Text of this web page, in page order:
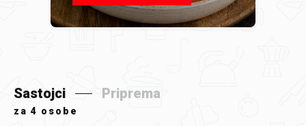
Sastojci Priprema
za 4 osobe